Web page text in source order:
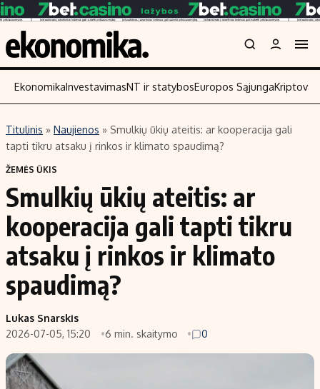
Turinys
Naujienos
Aplinka
Energetika
Ekonomika
Politika
NT ir statybos
Skaitykite
Įmonės
Žemės ūkis
Technologijos
Laisvalaikis
Investavimas
EkonomikaInvestavimasNT ir statybosEuropos Sąjunga
Titulinis » Naujienos » Smulkių ūkių ateitis: ar kooperacija gali
tapti tikru atsaku į rinkos ir klimato spaudimą?
ŽEMĖS ŪKIS
Smulkių ūkių ateitis: ar
kooperacija gali tapti tikru
atsaku į rinkos ir klimato
spaudimą?
Lukas Snarskis
2026-07-05, 15:20
6 min. skaitymo 0